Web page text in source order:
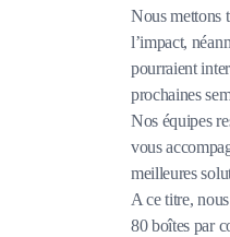
Nous mettons
l’impact,
pourraient
prochaines
Nos équipes
vous
meilleures
A ce titre,
80 boîtes par